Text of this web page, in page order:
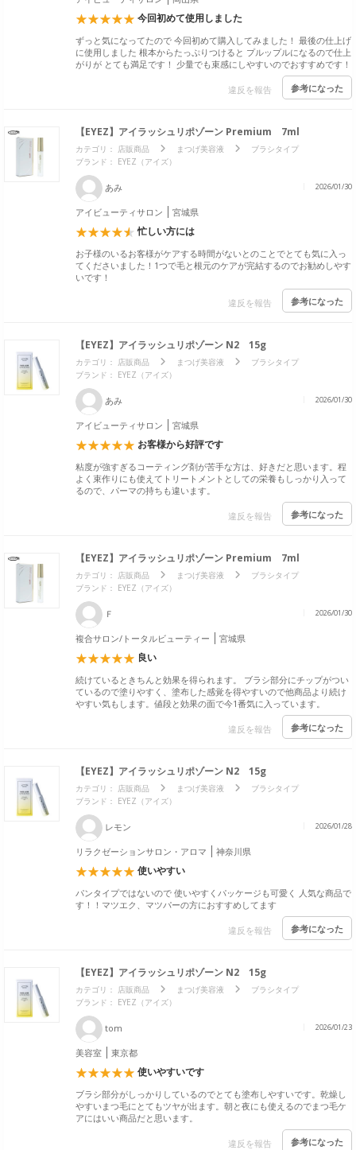
今回初めて使用しました
ずっと気になってたので 今回初めて購入してみました！ 最後の仕上げ
に使用しました 根本からたっぷりつけると プルップルになるので仕上
がりが とても満足です！ 少量でも束感にしやすいのでおすすめです！
違反を報告 参考になった
【EYEZ】アイラッシュリポゾーン Premium 7ml
カテゴリ： 店販商品 まつげ美容液
ブラシタイプ
ブランド： EYEZ（アイズ）
あみ 2026/01/30
アイビューティサロン 宮城県
忙しい方には
お子様のいるお客様がケアする時間がないとのことでとても気に入っ
てくださいました！1つで毛と根元のケアが完結するのでお勧めしやす
いです！
違反を報告 参考になった
【EYEZ】アイラッシュリポゾーン N2 15g
カテゴリ： 店販商品 まつげ美容液
ブラシタイプ
ブランド： EYEZ（アイズ）
あみ 2026/01/30
アイビューティサロン 宮城県
お客様から好評です
粘度が強すぎるコーティング剤が苦手な方は、好きだと思います。程
よく束作りにも使えてトリートメントとしての栄養もしっかり入って
るので、パーマの持ちも違います。
違反を報告 参考になった
【EYEZ】アイラッシュリポゾーン Premium 7ml
カテゴリ： 店販商品 まつげ美容液
ブラシタイプ
ブランド： EYEZ（アイズ）
Ｆ 2026/01/30
複合サロン/トータルビューティー 宮城県
良い
続けているときちんと効果を得られます。 ブラシ部分にチップがつい
ているので塗りやすく、塗布した感覚を得やすいので他商品より続け
やすい気もします。値段と効果の面で今1番気に入っています。
違反を報告 参考になった
【EYEZ】アイラッシュリポゾーン N2 15g
カテゴリ： 店販商品 まつげ美容液
ブラシタイプ
ブランド： EYEZ（アイズ）
レモン 2026/01/28
リラクゼーションサロン・アロマ 神奈川県
使いやすい
パンタイプではないので 使いやすくパッケージも可愛く 人気な商品で
す！！マツエク、マツパーの方におすすめしてます
違反を報告 参考になった
【EYEZ】アイラッシュリポゾーン N2 15g
カテゴリ： 店販商品 まつげ美容液
ブラシタイプ
ブランド： EYEZ（アイズ）
tom 2026/01/23
美容室 東京都
使いやすいです
ブラシ部分がしっかりしているのでとても塗布しやすいです。乾燥し
やすいまつ毛にとてもツヤが出ます。朝と夜にも使えるのでまつ毛ケ
アにはいい商品だと思います。
違反を報告 参考になった